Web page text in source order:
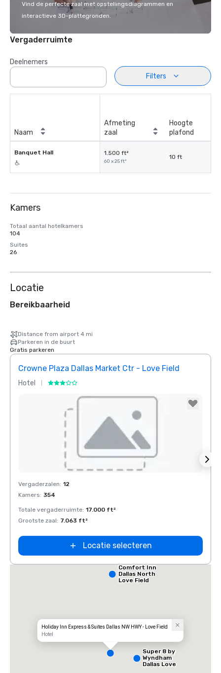
Vind de perfecte zaal met opstellingsdiagrammen en
interactieve 3D-plattegronden.
Vergaderruimte
Deelnemers
Filters
Naam
Afmeting
zaal
Hoogte
plafond
Banquet Hall 1.500 ft²
60 x 25 ft²
10 ft
Kamers
Totaal aantal hotelkamers
104
Suites
26
Locatie
Bereikbaarheid
Distance from airport 4 mi
Parkeren in de buurt
Gratis parkeren
Crowne Plaza Dallas Market Ctr - Love Field
Hotel
Removed from favorites
Vergaderzalen: 12
Kamers: 354
Totale vergaderruimte: 17.000 ft²
Grootste zaal: 7.063 ft²
Locatie selecteren
Holiday Inn Express & Suites Dallas NW HWY - Love Field
Hotel
Comfort Inn
Dallas North
Love Field
Airport
Super 8 by
Wyndham
Dallas Love